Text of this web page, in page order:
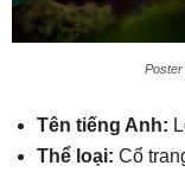
Poster
Tên tiếng Anh:
Thể loại: Cổ